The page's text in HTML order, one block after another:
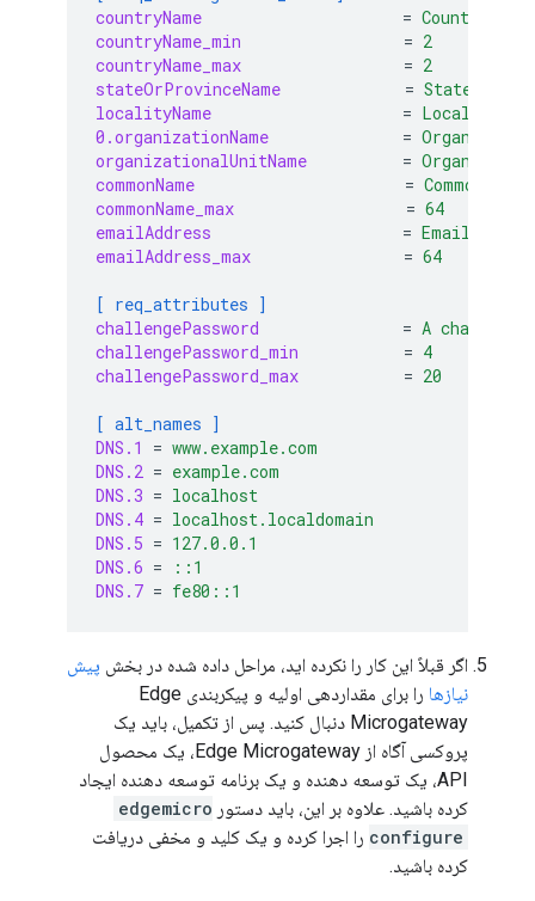
countryName
= Country
countryName_min
= 2
countryName_max
= 2
stateOrProvinceName
= State or
localityName
= Locality
0.organizationName
=
organizationalUnitName
=
commonName
= Common
commonName_max
= 64
emailAddress
= Email
emailAddress_max
= 64
[ req_attributes ]
challengePassword
= A challenge
challengePassword_min
= 4
challengePassword_max
= 20
[ alt_names ]
DNS.1
= www.example.com
DNS.2 = example.com
DNS.3 = localhost
DNS.4 = localhost.localdomain
DNS.5 = 127.0.0.1
DNS.6 =
::1
DNS.7 = fe80::1
اگر قبلاً این کار را نکرده اید، مراحل داده شده در بخش پیش
نیازها
را برای مقداردهی اولیه و پیکربندی Edge
Microgateway دنبال کنید. پس از تکمیل، باید یک
پروکسی آگاه از Edge Microgateway، یک محصول
API، یک توسعه دهنده و یک برنامه توسعه دهنده ایجاد
کرده باشید. علاوه بر این، باید دستور edgemicro
configure را اجرا کرده و یک کلید و مخفی دریافت
کرده باشید.